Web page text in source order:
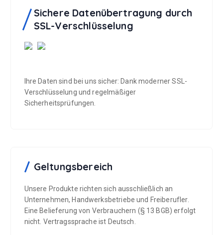
Sichere Datenübertragung durch
SSL-Verschlüsselung
Ihre Daten sind bei uns sicher: Dank moderner SSL-
Verschlüsselung und regelmäßiger
Sicherheitsprüfungen.
Geltungsbereich
Unsere Produkte richten sich ausschließlich an
Unternehmen, Handwerksbetriebe und Freiberufler.
Eine Belieferung von Verbrauchern (§ 13 BGB) erfolgt
nicht. Vertragssprache ist Deutsch.